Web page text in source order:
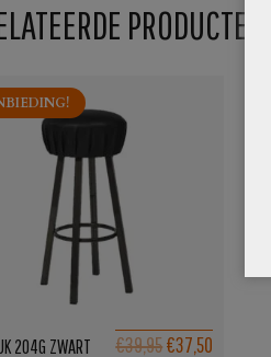
PRODUCTEN
204G ZWART €39,95OORSPRONKELIJKE
€37,50